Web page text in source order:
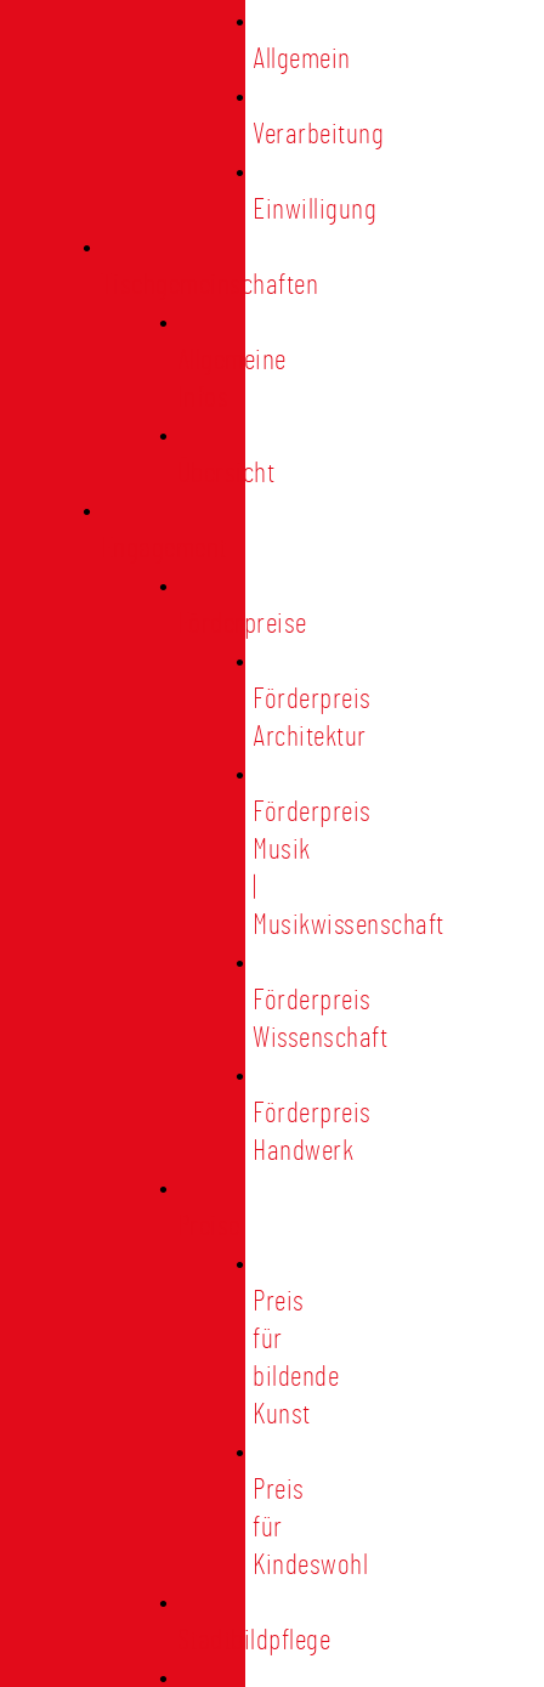
Allgemein
Verarbeitung
Einwilligung
Tischgemeinschaften
Allgemeine
Übersicht
Förderpreise
Förderpreis
Architektur
Förderpreis
Musik
Musikwissenschaft
Förderpreis
Wissenschaft
Förderpreis
Handwerk
Preis
für
bildende
Kunst
Preis
für
Kindeswohl
Stadtbildpflege